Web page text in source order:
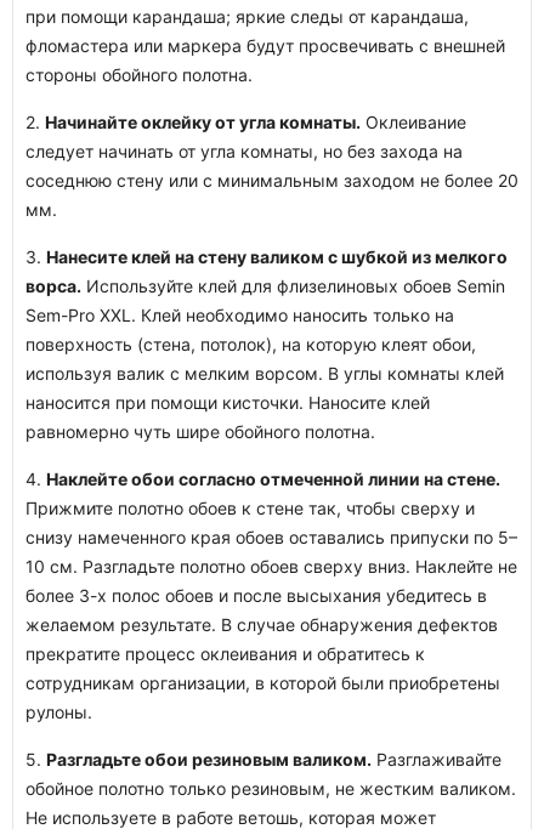
при помощи карандаша; яркие следы от карандаша,
фломастера или маркера будут просвечивать с внешней
стороны обойного полотна.
2. Начинайте оклейку от угла комнаты. Оклеивание
следует начинать от угла комнаты, но без захода на
соседнюю стену или с минимальным заходом не более 20
мм.
3. Нанесите клей на стену валиком с шубкой из мелкого
ворса. Используйте клей для флизелиновых обоев Semin
Sem-Pro XXL. Клей необходимо наносить только на
поверхность (стена, потолок), на которую клеят обои,
используя валик с мелким ворсом. В углы комнаты клей
наносится при помощи кисточки. Наносите клей
равномерно чуть шире обойного полотна.
4. Наклейте обои согласно отмеченной линии на стене.
Прижмите полотно обоев к стене так, чтобы сверху и
снизу намеченного края обоев оставались припуски по 5–
10 см. Разгладьте полотно обоев сверху вниз. Наклейте не
более 3-х полос обоев и после высыхания убедитесь в
желаемом результате. В случае обнаружения дефектов
прекратите процесс оклеивания и обратитесь к
сотрудникам организации, в которой были приобретены
рулоны.
5. Разгладьте обои резиновым валиком. Разглаживайте
обойное полотно только резиновым, не жестким валиком.
Не используете в работе ветошь, которая может